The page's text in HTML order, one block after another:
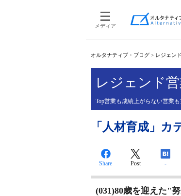
メディア
オルタナティブ・ブログ > レジェン
レジェンド
Top営業も成績上がらない営業
「人材育成」カ
Share Post -
(031)80歳を迎えた"